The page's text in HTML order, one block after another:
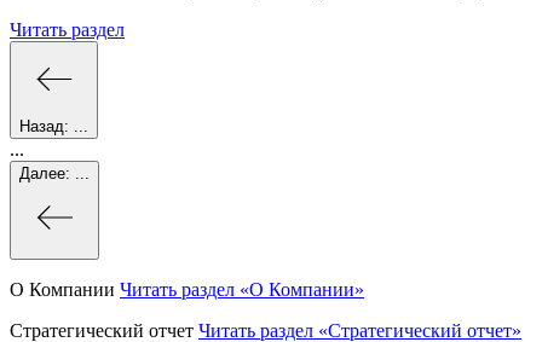
Читать раздел
Назад:
...
Далее:
О Компании Читать раздел «О Компании»
Стратегический отчет Читать раздел «Стратегический отчет»